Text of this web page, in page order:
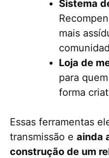
Sistema
mais
Loja de
para
forma
Essas ferramentas
transmissão e ainda
construção de um